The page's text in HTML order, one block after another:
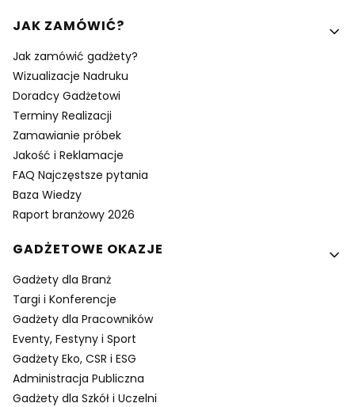
Linki w stopce
JAK ZAMÓWIĆ?
Jak zamówić gadżety?
Wizualizacje Nadruku
Doradcy Gadżetowi
Terminy Realizacji
Zamawianie próbek
Jakość i Reklamacje
FAQ Najczęstsze pytania
Baza Wiedzy
Raport branżowy 2026
GADŻETOWE OKAZJE
Gadżety dla Branż
Targi i Konferencje
Gadżety dla Pracowników
Eventy, Festyny i Sport
Gadżety Eko, CSR i ESG
Administracja Publiczna
Gadżety dla Szkół i Uczelni